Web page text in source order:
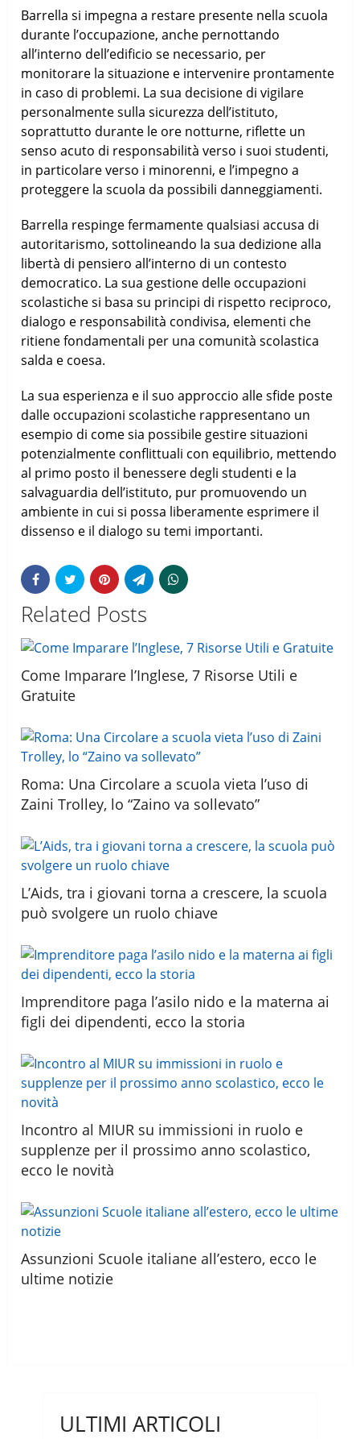
Barrella si impegna a restare presente nella scuola
durante l’occupazione, anche pernottando
all’interno dell’edificio se necessario, per
monitorare la situazione e intervenire prontamente
in caso di problemi. La sua decisione di vigilare
personalmente sulla sicurezza dell’istituto,
soprattutto durante le ore notturne, riflette un
senso acuto di responsabilità verso i suoi studenti,
in particolare verso i minorenni, e l’impegno a
proteggere la scuola da possibili danneggiamenti.
Barrella respinge fermamente qualsiasi accusa di
autoritarismo, sottolineando la sua dedizione alla
libertà di pensiero all’interno di un contesto
democratico. La sua gestione delle occupazioni
scolastiche si basa su principi di rispetto reciproco,
dialogo e responsabilità condivisa, elementi che
ritiene fondamentali per una comunità scolastica
salda e coesa.
La sua esperienza e il suo approccio alle sfide poste
dalle occupazioni scolastiche rappresentano un
esempio di come sia possibile gestire situazioni
potenzialmente conflittuali con equilibrio, mettendo
al primo posto il benessere degli studenti e la
salvaguardia dell’istituto, pur promuovendo un
ambiente in cui si possa liberamente esprimere il
dissenso e il dialogo su temi importanti.
Related Posts
Come Imparare l’Inglese, 7 Risorse Utili e
Gratuite
Roma: Una Circolare a scuola vieta l’uso di
Zaini Trolley, lo “Zaino va sollevato”
L’Aids, tra i giovani torna a crescere, la scuola
può svolgere un ruolo chiave
Imprenditore paga l’asilo nido e la materna ai
figli dei dipendenti, ecco la storia
Incontro al MIUR su immissioni in ruolo e
supplenze per il prossimo anno scolastico,
ecco le novità
Assunzioni Scuole italiane all’estero, ecco le
ultime notizie
ULTIMI ARTICOLI